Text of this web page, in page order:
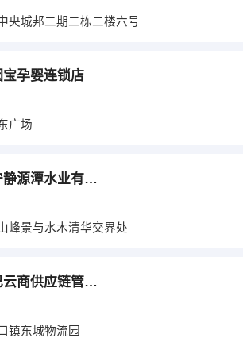
央城邦二期二栋二楼六号
孕婴连锁店
广场
平昌县宁静源潭水业有限责任公司
峰景与水木清华交界处
四川秦巴云商供应链管理有限公司
镇东城物流园